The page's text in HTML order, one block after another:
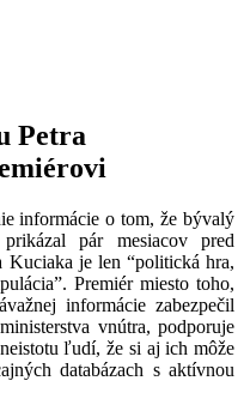
Petra
informácie o tom, že bývalý
pár mesiacov pred
Kuciaka je len “politická hra,
Premiér miesto toho,
informácie zabezpečil
vnútra, podporuje
ľudí, že si aj ich môže
databázach s aktívnou